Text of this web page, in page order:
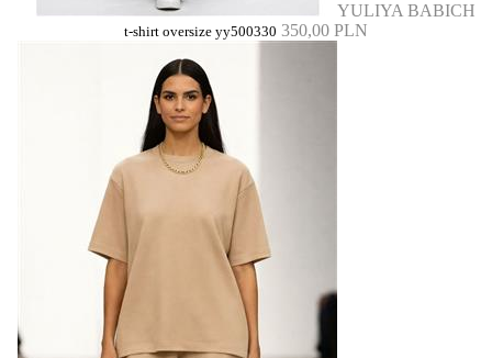
YULIYA BABICH
t-shirt oversize yy500330 350,00 PLN